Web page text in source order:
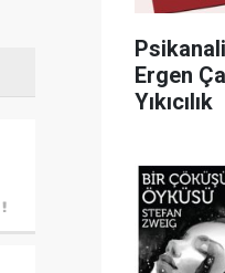
Ergen
Yıkıcılık